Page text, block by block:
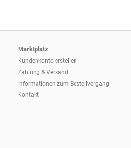
Marktplatz
Kundenkonto erstellen
Zahlung & Versand
Informationen zum Bestellvorgang
Kontakt